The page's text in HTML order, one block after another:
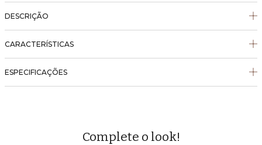
DESCRIÇÃO
CARACTERÍSTICAS
ESPECIFICAÇÕES
Complete o look!